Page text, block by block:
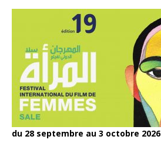
du 28 septembre au 3 octobre 2026